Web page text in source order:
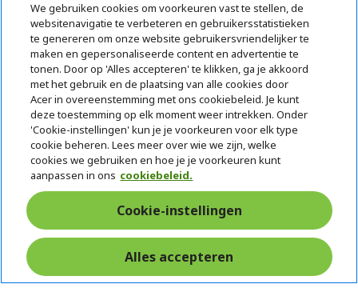
Zwroty i odstąpienie
Odstąpienie od umowy
Gratis
bezorging
Ondersteuning
voor en na de
Met 0%
© 2026 Acer Inc.
CPYou BV is de erkende reseller van de producten en diensten die
in deze winkel worden aangeboden.
We gebruiken cookies om voorkeuren vast te stellen, de
websitenavigatie te verbeteren en gebruikersstatistieken
te genereren om onze website gebruikersvriendelijker te
maken en gepersonaliseerde content en advertentie te
tonen. Door op 'Alles accepteren' te klikken, ga je akkoord
met het gebruik en de plaatsing van alle cookies door
Acer in overeenstemming met ons cookiebeleid. Je kunt
deze toestemming op elk moment weer intrekken. Onder
'Cookie-instellingen' kun je je voorkeuren voor elk type
cookie beheren. Lees meer over wie we zijn, welke
cookies we gebruiken en hoe je je voorkeuren kunt
aanpassen in ons cookiebeleid.
Cookie-instellingen
Alles accepteren